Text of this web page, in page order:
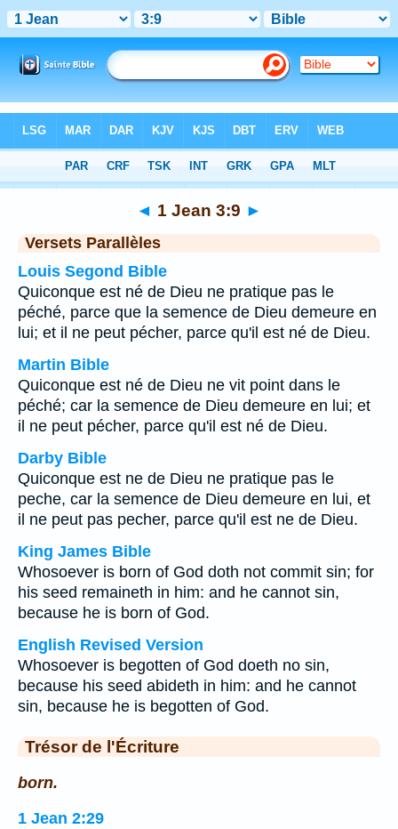
Chapitre 3> Verset 9
◄ 1 Jean 3:9 ►
Versets Parallèles
Louis Segond Bible
Quiconque est né de Dieu ne pratique pas le
péché, parce que la semence de Dieu demeure en
lui; et il ne peut pécher, parce qu'il est né de Dieu.
Martin Bible
Quiconque est né de Dieu ne vit point dans le
péché; car la semence de Dieu demeure en lui; et
il ne peut pécher, parce qu'il est né de Dieu.
Darby Bible
Quiconque est ne de Dieu ne pratique pas le
peche, car la semence de Dieu demeure en lui, et
il ne peut pas pecher, parce qu'il est ne de Dieu.
King James Bible
Whosoever is born of God doth not commit sin; for
his seed remaineth in him: and he cannot sin,
because he is born of God.
English Revised Version
Whosoever is begotten of God doeth no sin,
because his seed abideth in him: and he cannot
sin, because he is begotten of God.
Trésor de l'Écriture
born.
1 Jean 2:29